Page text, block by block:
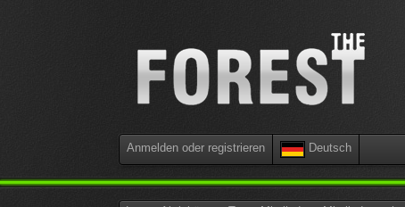
Anmelden oder registrieren Deutsch